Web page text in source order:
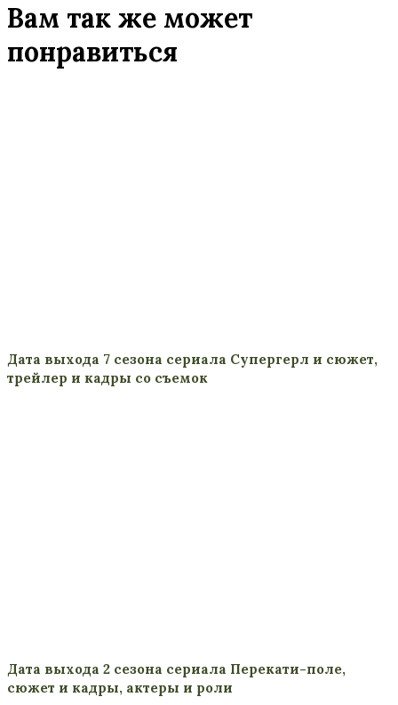
Вам так же может
понравиться
Дата выхода 7 сезона сериала Супергерл и сюжет,
трейлер и кадры со съемок
Дата выхода 2 сезона сериала Перекати-поле,
сюжет и кадры, актеры и роли